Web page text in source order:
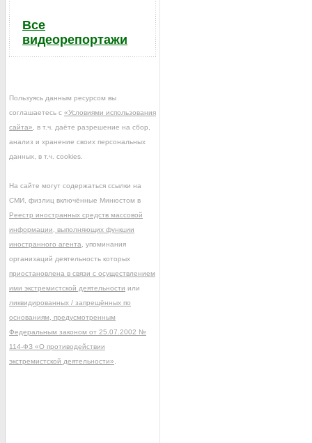
Все
видеорепортажи
Пользуясь данным ресурсом вы
соглашаетесь с «Условиями использования
сайта» , в т.ч. даёте разрешение на сбор,
анализ и хранение своих персональных
данных, в т.ч. cookies.
На сайте могут содержаться ссылки на
СМИ, физлиц включённые Минюстом в
Реестр иностранных средств массовой
информации, выполняющих функции
иностранного агента , упоминания
организаций деятельность которых
приостановлена в связи с осуществлением
ими экстремистской деятельности или
ликвидированных / запрещённых по
основаниям, предусмотренным
Федеральным законом от 25.07.2002 №
114-ФЗ «О противодействии
экстремистской деятельности»